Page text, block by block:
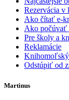
Rezervácia v
Ako čítať e-
Ako počúvať
Pre školy a
Reklamácie
Odstúpiť od
Martinus